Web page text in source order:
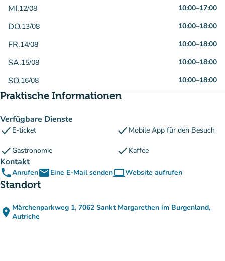
MI.12/08 10:00–17:00
DO.13/08 10:00–18:00
FR.14/08 10:00–18:00
SA.15/08 10:00–18:00
SO.16/08 10:00–18:00
Praktische Informationen
Verfügbare Dienste
check E-ticket check Mobile App für den Besuch
checkGastronomie check Kaffee
Kontakt
phoneAnrufenemailEine E-Mail sendencomputerWebsite aufrufen
(new tab)
Standort
place Märchenparkweg 1, 7062 Sankt Margarethen im Burgenland,
Autriche